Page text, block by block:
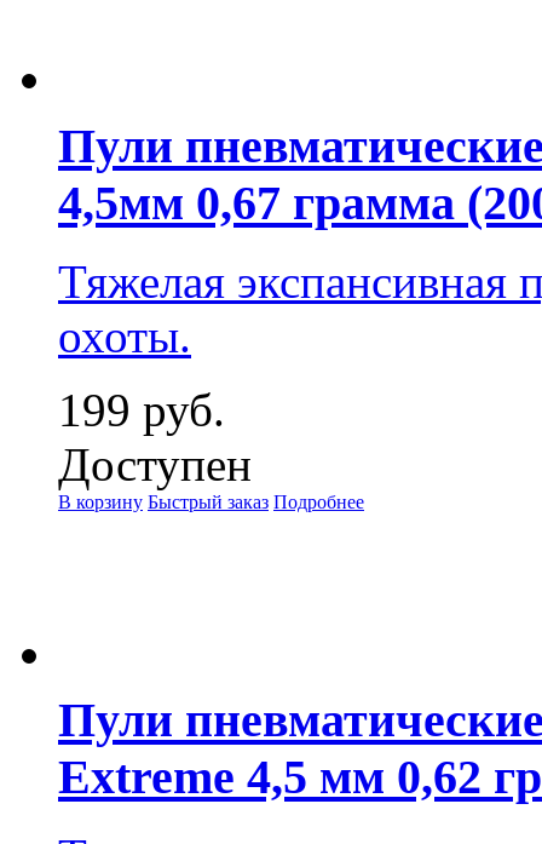
Пули
4,5мм 0,67 грамма
Тяжелая экспансивная
охоты.
199 руб.
Доступен
В корзину Быстрый заказ Подробнее
Пули
Extreme 4,5 мм 0,62